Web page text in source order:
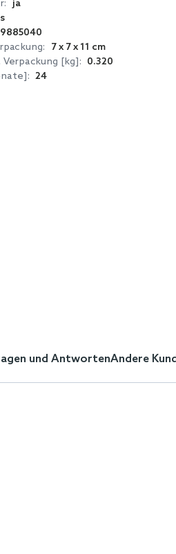
ja
7 x 7 x 11 cm
[kg]: 0.320
24
und AntwortenAndere